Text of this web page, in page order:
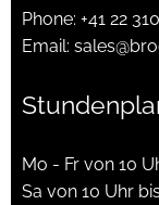
Phone: +41 22
Email:
Mo - Fr von 10
Sa von 10 Uhr